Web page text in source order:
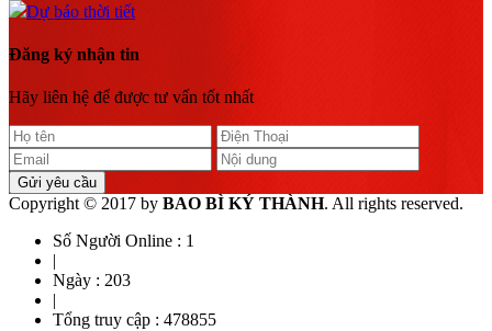
Dự báo thời tiết
Đăng ký nhận tin
Hãy liên hệ để được tư vấn tốt nhất
Gửi yêu cầu
Copyright © 2017 by BAO BÌ KÝ THÀNH. All rights reserved.
Số Người Online : 1
|
Ngày : 203
|
Tổng truy cập : 478855